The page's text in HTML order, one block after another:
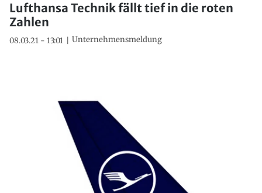
Lufthansa Technik fällt tief in die roten
Zahlen
08.03.21 - 13:01 Unternehmensmeldung